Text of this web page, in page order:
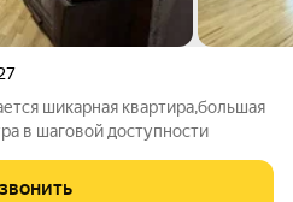
шикарная квартира,большая
в шаговой доступности